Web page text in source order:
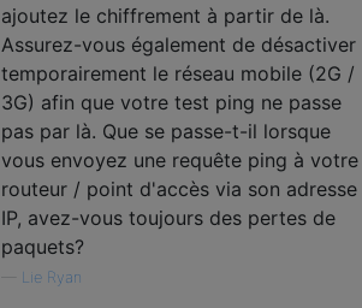
ajoutez le chiffrement à partir de là.
Assurez-vous également de désactiver
temporairement le réseau mobile (2G /
3G) afin que votre test ping ne passe
pas par là. Que se passe-t-il lorsque
vous envoyez une requête ping à votre
routeur / point d'accès via son adresse
IP, avez-vous toujours des pertes de
paquets?
Lie Ryan